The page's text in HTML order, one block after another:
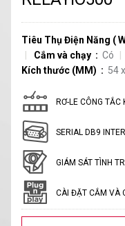
Tiêu Thụ Điện Năng (
Cắm và chạy
Có
Kích thước (MM)
54
RƠ-LE CÔNG TẮC
SERIAL DB9
GIÁM SÁT TÌNH
CÀI ĐẶT CẮM VÀ